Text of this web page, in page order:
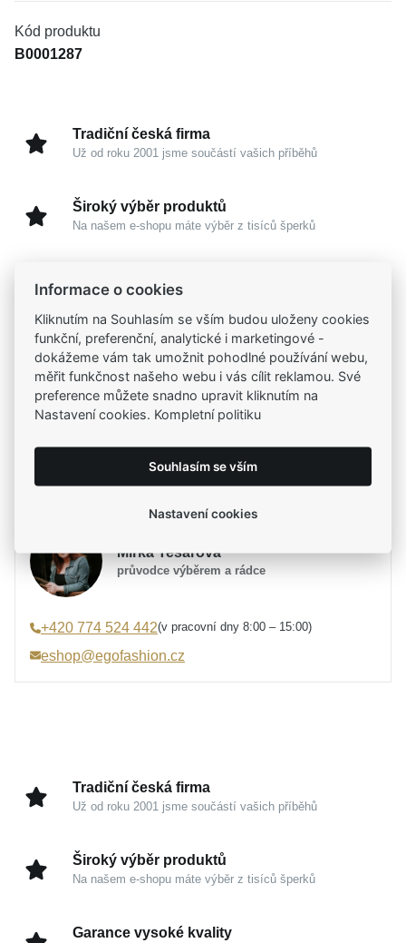
Kód produktu
B0001287
Tradiční česká firma
Už od roku 2001 jsme součástí vašich příběhů
Široký výběr produktů
Na našem e-shopu máte výběr z tisíců šperků
Certifikáty původu a kvality k vybraným šperkům
Kamenné prodejny
Zastavte se do jedné z našich4 prodejen
Parametry
Materiál
Stříbro 925/1000, Šňůrka
Barva
Úprava
Lesk, Rhodium
Min. délka náramku
Max. délka náramku
23 cm
Mirka Tesařová
průvodce výběrem a rádce
+420 774 524 442(v pracovní dny 8:00 – 15:00)
eshop@egofashion.cz
Tradiční česká firma
Už od roku 2001 jsme součástí vašich příběhů
Široký výběr produktů
Na našem e-shopu máte výběr z tisíců šperků
Garance vysoké kvality
Informace o cookies
Kliknutím na Souhlasím se vším budou uloženy cookies
funkční, preferenční, analytické i marketingové -
dokážeme vám tak umožnit pohodlné používání webu,
měřit funkčnost našeho webu i vás cílit reklamou. Své
preference můžete snadno upravit kliknutím na
Nastavení cookies. Kompletní politiku
Souhlasím se vším
Nastavení cookies